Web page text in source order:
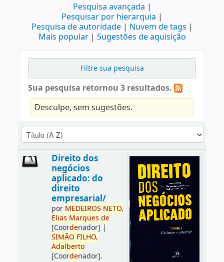
Pesquisa avançada
Pesquisar por hierarquia
Pesquisa de autoridade
Nuvem de tags
Mais popular
Sugestões de aquisição
Filtre sua pesquisa
Sua pesquisa retornou 3 resultados.
Desculpe, sem sugestões.
Direito dos
negócios
aplicado: do
direito
empresarial/
por MEDEIROS NETO,
Elias Marques de
[Coordenador] |
SIMÃO FILHO,
Adalberto
[Coordenador].